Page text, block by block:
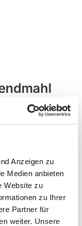
Anzeigen zu
Medien anbieten
Website zu
zu Ihrer
Partner für
weiter. Unsere